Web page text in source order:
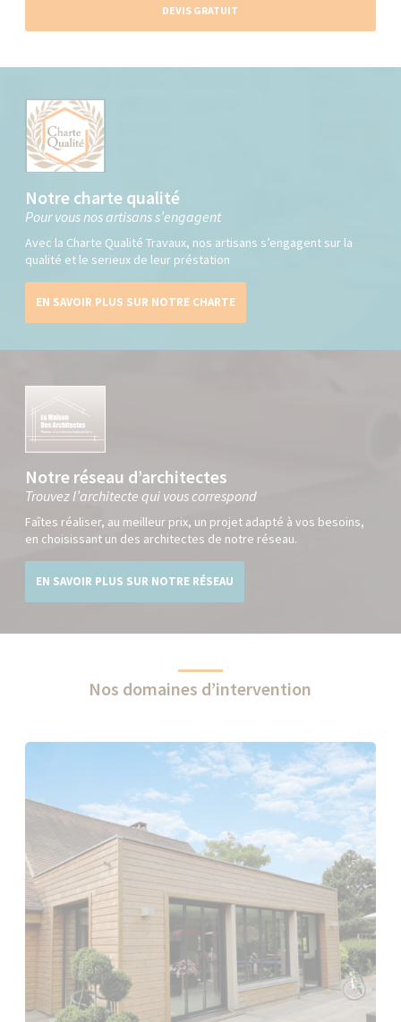
DEVIS GRATUIT
Notre charte qualité
Pour vous nos artisans s’engagent
Avec la Charte Qualité Travaux, nos artisans s’engagent sur la
qualité et le serieux de leur préstation
EN SAVOIR PLUS SUR NOTRE CHARTE
Notre réseau d’architectes
Trouvez l’architecte qui vous correspond
Faîtes réaliser, au meilleur prix, un projet adapté à vos besoins,
en choisissant un des architectes de notre réseau.
EN SAVOIR PLUS SUR NOTRE RÉSEAU
Nos domaines d’intervention